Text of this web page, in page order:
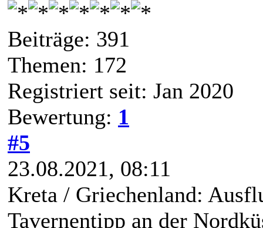
Beiträge: 391
Themen: 172
Registriert seit: Jan 2020
Bewertung: 1
#5
23.08.2021, 08:11
Kreta / Griechenland:
Tavernentipp an der